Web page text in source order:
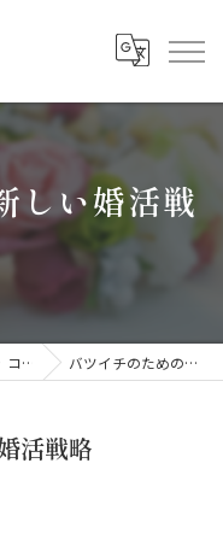
しい婚活戦
コラム バツイチのための新しい婚活戦略
活戦略